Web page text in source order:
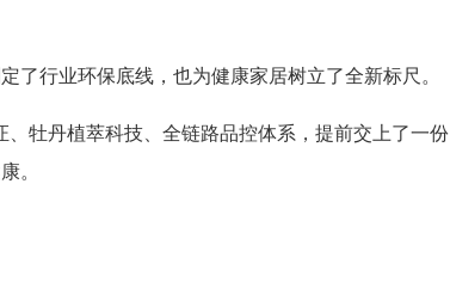
了行业环保底线，也为健康家居树立了全新标尺。
牡丹植萃科技、全链路品控体系，提前交上了一份
。